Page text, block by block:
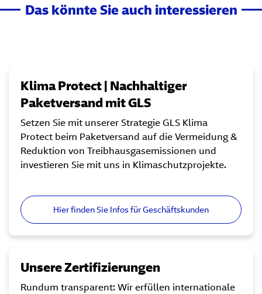
Das könnte Sie auch interessieren
Klima Protect | Nachhaltiger
Paketversand mit GLS
Setzen Sie mit unserer Strategie GLS Klima
Protect beim Paketversand auf die Vermeidung &
Reduktion von Treibhausgasemissionen und
investieren Sie mit uns in Klimaschutzprojekte.
Hier finden Sie Infos für Geschäftskunden
Unsere Zertifizierungen
Rundum transparent: Wir erfüllen internationale